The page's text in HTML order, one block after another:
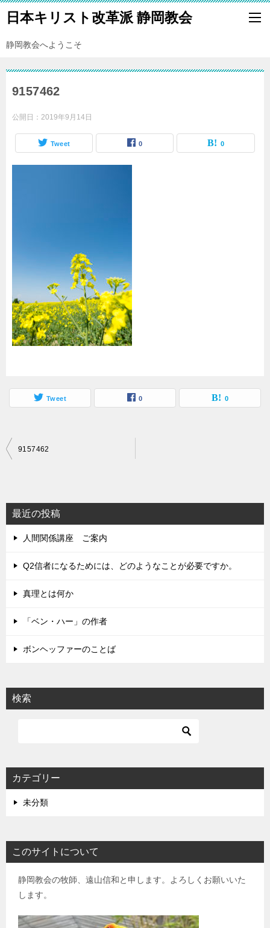
日本キリスト改革派 静岡教会
静岡教会へようこそ
9157462
公開日： 2019年9月14日
Tweet 0 0
Tweet 0 0
投
ビ
ゲ
ー
シ
9157462
最近の投稿
人間関係講座 ご案内
Q2信者になるためには、どのようなことが必要ですか。
真理とは何か
「ベン・ハー」の作者
ボンヘッファーのことば
検索
カテゴリー
未分類
このサイトについて
静岡教会の牧師、遠山信和と申します。よろしくお願いいた
します。